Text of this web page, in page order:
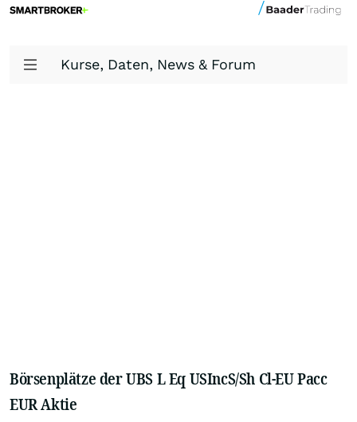
Kurse, Daten, News & Forum
Börsenplätze der UBS L Eq USIncS/Sh Cl-EU Pacc
EUR Aktie